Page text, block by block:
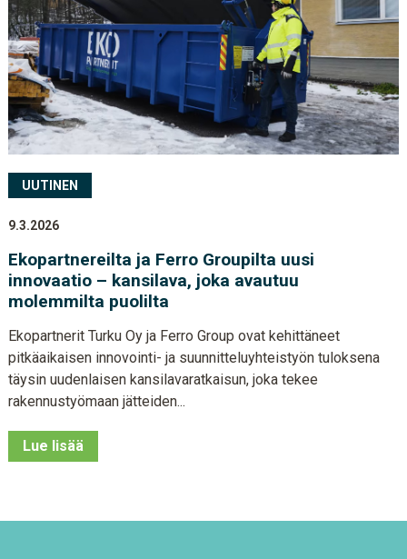
UUTINEN
9.3.2026
Ekopartnereilta ja Ferro Groupilta uusi
innovaatio – kansilava, joka avautuu
molemmilta puolilta
Ekopartnerit Turku Oy ja Ferro Group ovat kehittäneet
pitkäaikaisen innovointi- ja suunnitteluyhteistyön tuloksena
täysin uudenlaisen kansilavaratkaisun, joka tekee
rakennustyömaan jätteiden...
Lue lisää